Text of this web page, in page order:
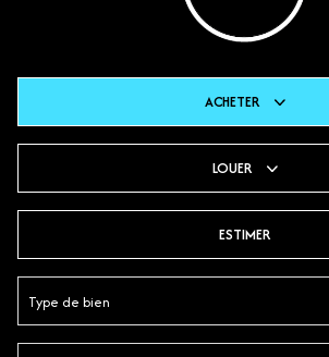
ACHETER
Du neuf
LOUER
ESTIMER
Type de bien